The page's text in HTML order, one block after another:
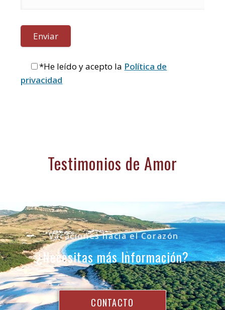
*He leído y acepto la Política de
privacidad
Testimonios de Amor
Vacaciones hacia el Corazón
¿Necesitas más Información?
CONTACTO